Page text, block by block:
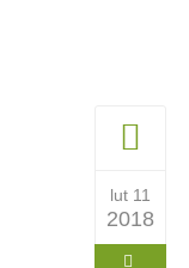
lut 11
2018